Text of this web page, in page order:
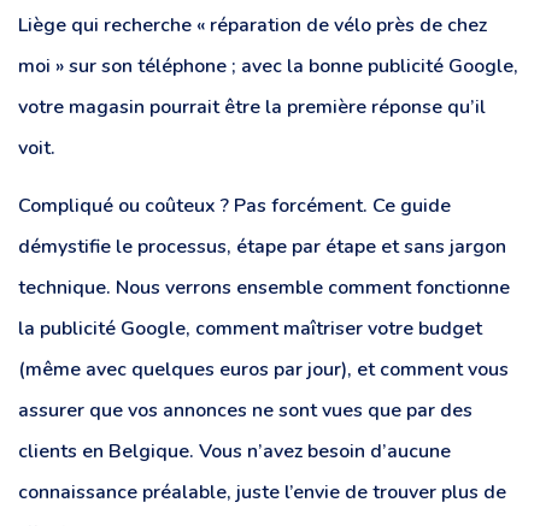
Liège qui recherche « réparation de vélo près de chez
moi » sur son téléphone ; avec la bonne publicité Google,
votre magasin pourrait être la première réponse qu’il
voit.
Compliqué ou coûteux ? Pas forcément. Ce guide
démystifie le processus, étape par étape et sans jargon
technique. Nous verrons ensemble comment fonctionne
la publicité Google, comment maîtriser votre budget
(même avec quelques euros par jour), et comment vous
assurer que vos annonces ne sont vues que par des
clients en Belgique. Vous n’avez besoin d’aucune
connaissance préalable, juste l’envie de trouver plus de